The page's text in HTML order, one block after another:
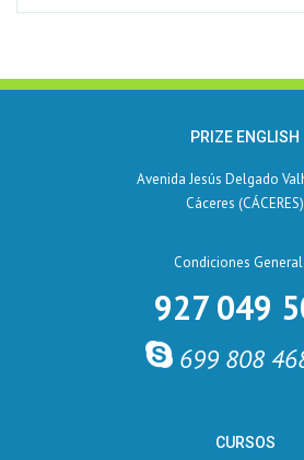
PRIZE ENGLISH
Avenida Jesús Delgado
Cáceres (CÁCERES)
Condiciones
927 049
699 808
CURSOS